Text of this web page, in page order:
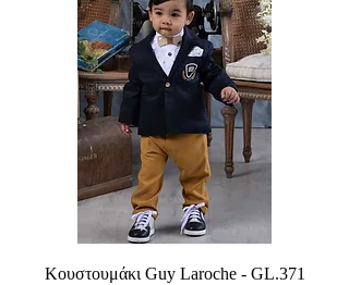
Κουστουμάκι Guy Laroche - GL.371